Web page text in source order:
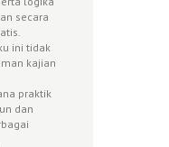
secara
ini tidak
kajian
praktik
dan